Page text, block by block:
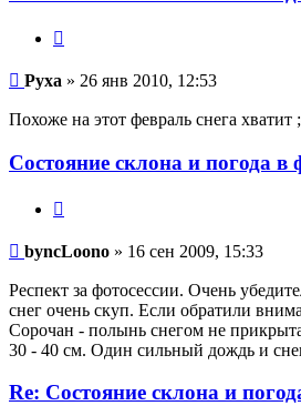
Руха » 26 янв 2010, 12:53
Похоже на этот февраль снега хватит
Состояние склона и погода в
byncLoono » 16 сен 2009, 15:33
Респект за фотосессии. Очень
снег очень скуп. Если обратили
Сорочан - полынь снегом не
30 - 40 см. Один сильный дождь и
Re: Состояние склона и